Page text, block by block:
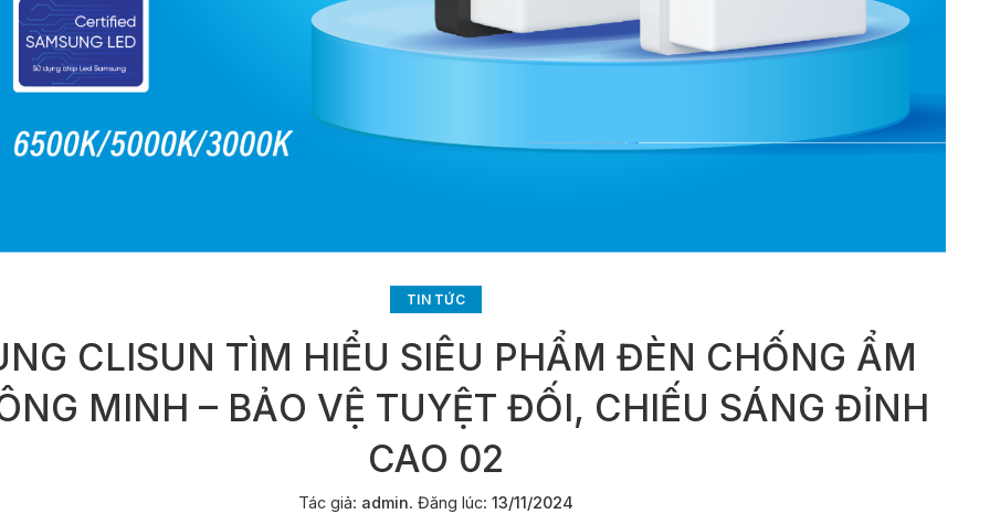
TIN TỨC
CLISUN TÌM HIỂU SIÊU PHẨM ĐÈN CHỐNG ẨM
MINH – BẢO VỆ TUYỆT ĐỐI, CHIẾU SÁNG ĐỈNH
CAO 02
Tác giả: admin. Đăng lúc: 13/11/2024